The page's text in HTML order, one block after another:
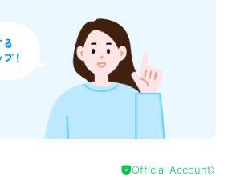
Official Account